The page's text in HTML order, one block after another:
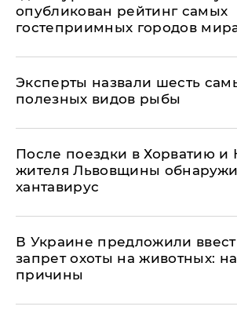
опубликован рейтинг самых
гостеприимных городов
Эксперты назвали шесть
полезных видов рыбы
После поездки в Хорватию и
жителя Львовщины
хантавирус
В Украине предложили
запрет охоты на животных:
причины